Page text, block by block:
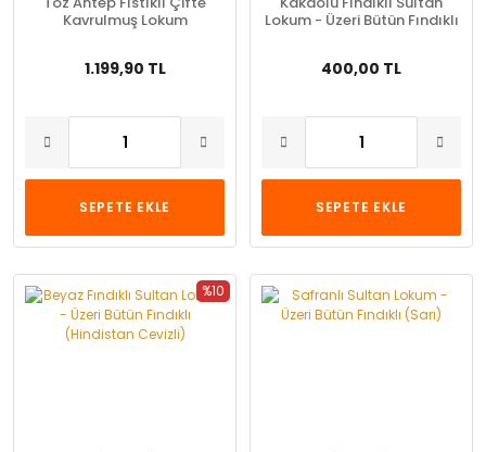
Kavrulmuş Lokum
1.199,90 TL
SEPETE EKLE
Lokum - Üzeri Bütün Fındıklı
400,00 TL
SEPETE EKLE
%10